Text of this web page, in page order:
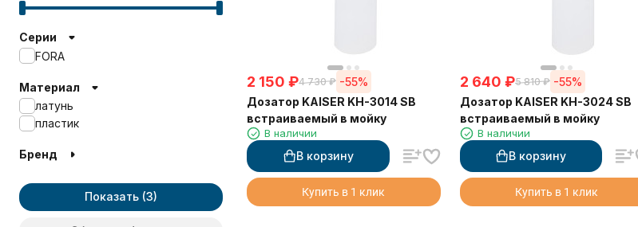
2 150 ₽4 730 ₽ -55%
Дозатор KAISER KH-3014 SB
встраиваемый в мойку
В наличии
В корзину
Купить в 1 клик
2 640 ₽5 810 ₽ -55%
Дозатор KAISER KH-3024 SB
встраиваемый в мойку
В наличии
В корзину
Купить в 1 клик
Серии
FORA
Материал
латунь
пластик
Бренд
Показать